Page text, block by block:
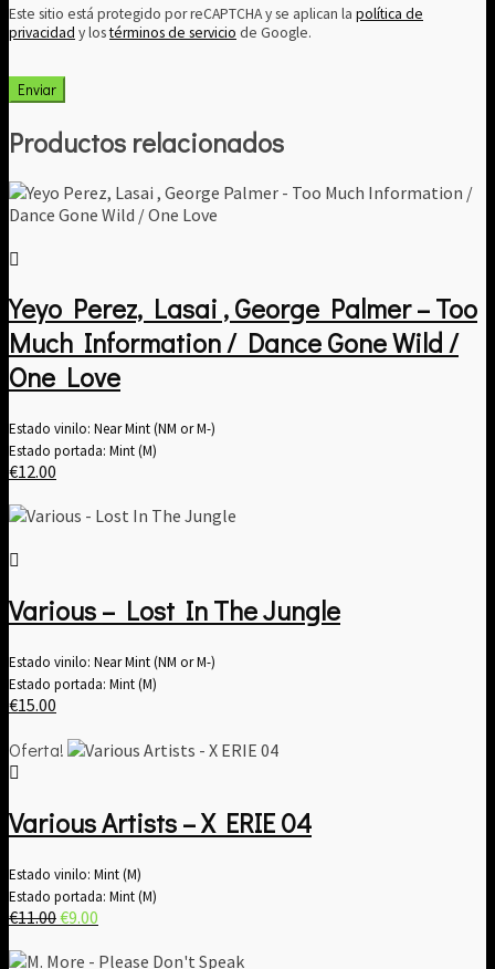
Este sitio está protegido por reCAPTCHA y se aplican la política de
privacidad y lostérminos de servicio de Google.
Productos relacionados
Yeyo Perez, Lasai , George Palmer – Too
Much Information / Dance Gone Wild /
One Love
Estado vinilo: Near Mint (NM or M-)
Estado portada: Mint (M)
€12.00
Various – Lost In The Jungle
Estado vinilo: Near Mint (NM or M-)
Estado portada: Mint (M)
€15.00
Oferta!
Various Artists – X ERIE 04
Estado vinilo: Mint (M)
Estado portada: Mint (M)
€11.00El
original
€9.00
actual